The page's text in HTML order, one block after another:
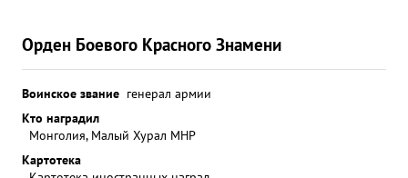
Орден Боевого Красного Знамени
Воинское звание генерал армии
Кто наградил
Монголия, Малый Хурал МНР
Картотека